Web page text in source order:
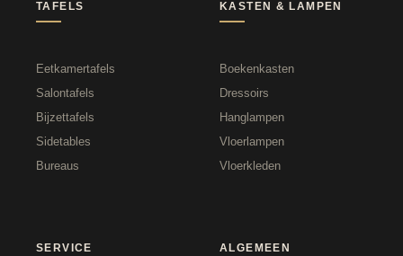
TAFELS
Eetkamertafels
Salontafels
Bijzettafels
Sidetables
Bureaus
KASTEN & LAMPEN
Boekenkasten
Dressoirs
Hanglampen
Vloerlampen
Vloerkleden
SERVICE ALGEMEEN